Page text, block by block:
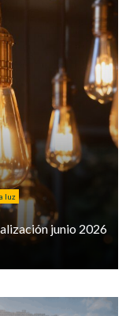
luz
junio 2026